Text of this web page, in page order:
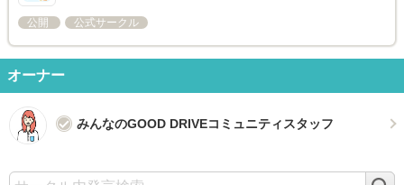
公開 公式サークル
オーナー
みんなのGOOD DRIVEコミュニティスタッフ